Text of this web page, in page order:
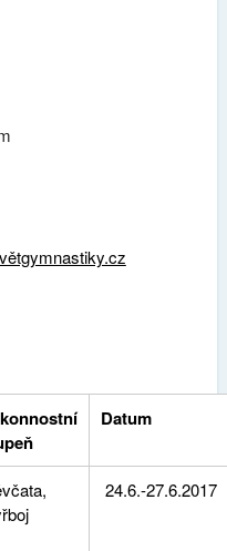
Datum
24.6.-27.6.2017